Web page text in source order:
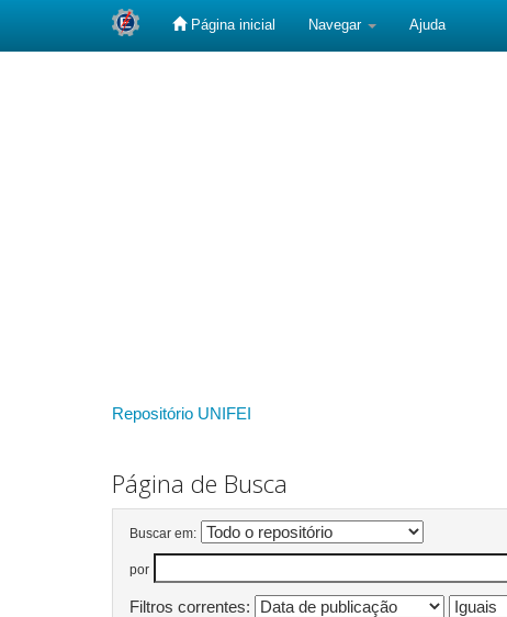
Página inicial Navegar Ajuda
Repositório UNIFEI
Página de Busca
Buscar em:
por
Filtros correntes: